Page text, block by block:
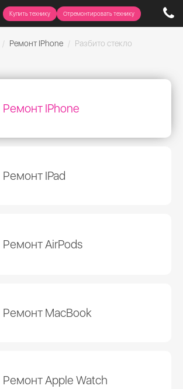
Купить технику Отремонтировать технику
Ремонт IPhone Разбито стекло
Ремонт IPhone
Ремонт IPad
Ремонт AirPods
Ремонт MacBook
Ремонт Apple Watch